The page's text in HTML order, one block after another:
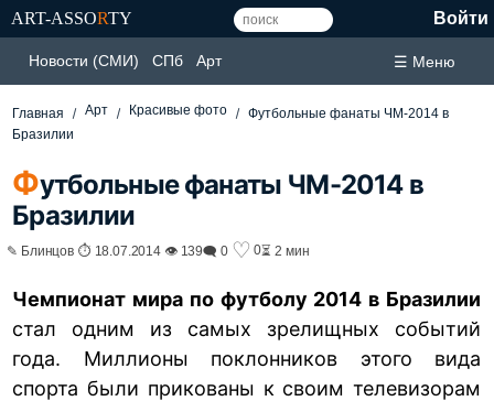
ART-ASSORTY Войти
Новости (СМИ) СПб Арт ☰ Меню
Главная Арт Красивые фото
Футбольные фанаты ЧМ-2014 в
Бразилии
Футбольные фанаты ЧМ-2014 в
Бразилии
✎ Блинцов ⏱ 18.07.2014 👁 139🗨 0 ♡ 0⏳ 2 мин
Чемпионат мира по футболу 2014 в Бразилии
стал одним из самых зрелищных событий
года. Миллионы поклонников этого вида
спорта были прикованы к своим телевизорам